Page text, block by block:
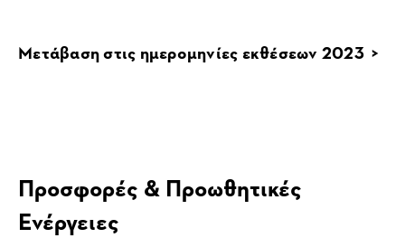
Μετάβαση στις ημερομηνίες εκθέσεων 2023 >
Προσφορές & Προωθητικές
Ενέργειες